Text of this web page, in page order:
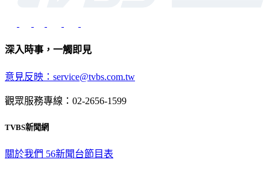
深入時事，一觸即見
意見反映：service@tvbs.com.tw
觀眾服務專線：02-2656-1599
TVBS新聞網
關於我們 56新聞台節目表